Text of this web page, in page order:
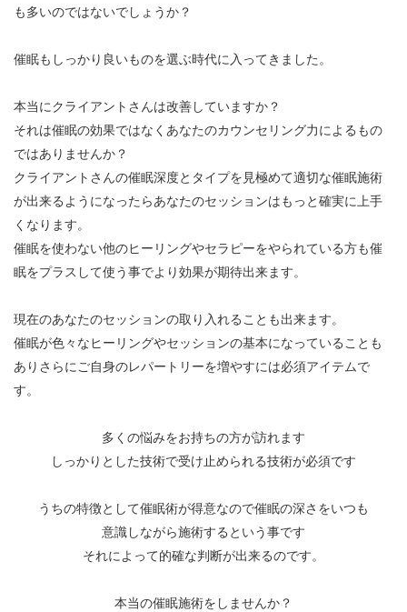
も多いのではないでしょうか？
催眠もしっかり良いものを選ぶ時代に入ってきました。
本当にクライアントさんは改善していますか？
それは催眠の効果ではなくあなたのカウンセリング力によるもの
ではありませんか？
クライアントさんの催眠深度とタイプを見極めて適切な催眠施術
が出来るようになったらあなたのセッションはもっと確実に上手
くなります。
催眠を使わない他のヒーリングやセラピーをやられている方も催
眠をプラスして使う事でより効果が期待出来ます。
現在のあなたのセッションの取り入れることも出来ます。
催眠が色々なヒーリングやセッションの基本になっていることも
ありさらにご自身のレパートリーを増やすには必須アイテムで
す。
多くの悩みをお持ちの方が訪れます
しっかりとした技術で受け止められる技術が必須です
うちの特徴として催眠術が得意なので催眠の深さをいつも
意識しながら施術するという事です
それによって的確な判断が出来るのです。
本当の催眠施術をしませんか？